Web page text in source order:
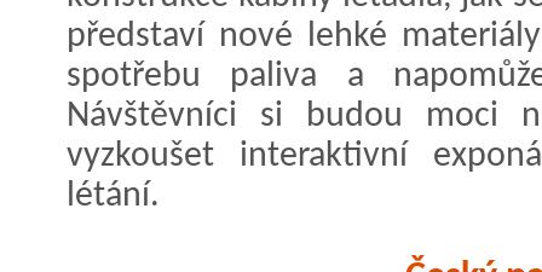
představí nové lehké
spotřebu paliva a
Návštěvníci si budou moci
vyzkoušet interaktivní
létání.